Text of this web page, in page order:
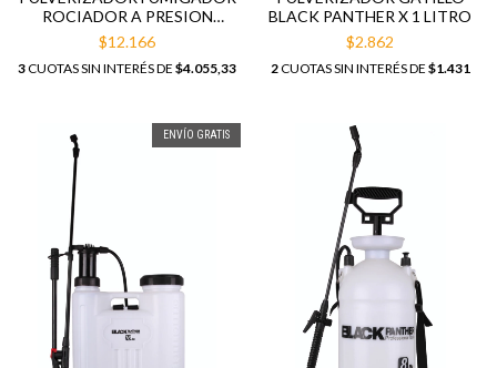
ROCIADOR A PRESION
BLACK PANTHER 1,5 LITROS
$12.166
3CUOTAS SIN INTERÉS DE $4.055,33
BLACK PANTHER X 1 LITRO
$2.862
2CUOTAS SIN INTERÉS DE $1.431
ENVÍO GRATIS